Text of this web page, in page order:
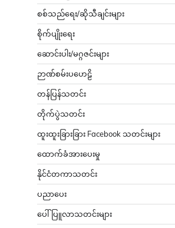
စစ်သည်ရေး/ဆိုသီချင်းများ
စိုက်ပျိုးရေး
ဆောင်းပါး/မဂ္ဂဇင်းများ
ဉာဏ်စမ်းပဟေဠိ
တန်ပြန်သတင်း
တိုက်ပွဲသတင်း
ထူးထူးခြားခြား Facebook သတင်းများ
ထောက်ခံအားပေးမှု
နိုင်ငံတကာသတင်း
ပညာပေး
ပေါ်ပြူလာသတင်းများ